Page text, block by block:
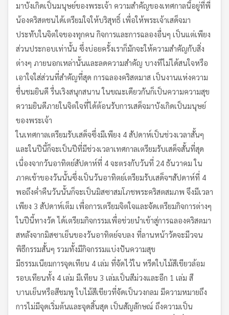
มาบังเกิดเป็นมนุษย์ของพระเจ้า ความสำคัญของเทศกาลนี้อยู่ที่พี่
น้องคริสตชนได้เตรียมใจให้บริสุทธิ์ เพื่อให้พระเจ้าเสด็จมา
ประทับในจิตใจของทุกคน กิจการและการฉลองอื่นๆ เป็นแต่เพียง
ส่วนประกอบเท่านั้น ซึ่งบ่อยครั้งเราก็มักจะให้ความสำคัญกับสิ่ง
ต่างๆ ภายนอกเหล่านั้นและลดความสำคัญ บางทีไม่ได้สนใจหรือ
เอาใจใส่ส่วนที่สำคัญที่สุด การฉลองคริสตมาส เป็นงานแห่งความ
ชื่นชมยินดี รื่นเริงสนุกสนาน ในขณะเดียวกันก็เป็นความความสุข
ความยินดีภายในจิตใจที่ได้ต้อนรับการเสด็จมาบังเกิดเป็นมนุษย์
ของพระเจ้า
ในเทศกาลเตรียมรับเสด็จซึ่งมีเพียง 4 สัปดาห์เป็นช่วงเวลาสั้นๆ
และในปีนี้ก็จะเป็นปีที่มีช่วงเวลาเทศกาลเตรียมรับเสด็จสั้นที่สุด
เนื่องจากวันอาทิตย์สัปดาห์ที่ 4 จะตรงกับวันที่ 24 ธันวาคม ใน
ภาคเช้าของวันนั้นซึ่งเป็นวันอาทิตย์เตรียมรับเสด็จฯสัปดาห์ที่ 4
พอถึงค่ำคืนวันนั้นก็จะเป็นมิสซาสมโภชพระคริสตสมภพ จึงมีเวลา
เพียง 3 สัปดาห์เต็ม เพื่อการเตรียมจิตใจและจัดเตรียมกิจการต่างๆ
ในปีนี้ทางวัด ได้เตรียมกิจกรรมเพื่อช่วยนำเข้าสู่การฉลองคริสตมา
สหลังจากมิสซาเย็นของวันอาทิตย์จบลง ที่ลานหน้าวัดจะมีวจน
พิธีกรรมสั้นๆ รวมทั้งมีกิจกรรมแบ่งปันความสุข
มีธรรมเนียมการจุดเทียน 4 เล่ม ที่จัดไว้ใน หรีดใบไม้สีเขียวล้อม
รอบเทียนทั้ง 4 เล่ม มีเทียน 3 เล่มเป็นสีม่วงและอีก 1 เล่ม สี
บานเย็นหรือสีชมพู ใบไม้สีเขียวที่จัดเป็นวงกลม มีความหมายถึง
การไม่มีจุดเริ่มต้นและจุดสิ้นสุด เป็นสัญลักษณ์ ถึงความเป็น